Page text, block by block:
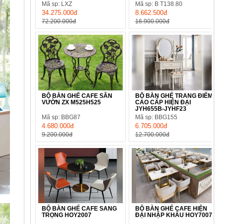
Mã sp: LXZ
34.275.000đ
72.200.000đ
Mã sp: B T138.80
8.662.500đ
16.900.000đ
BỘ BÀN GHẾ CAFE SÂN
VƯỜN ZX M525H525
Mã sp: BBG87
4.680.000đ
9.200.000đ
BỘ BÀN GHẾ TRANG ĐIỂM
CAO CẤP HIỆN ĐẠI
JYH655B-JYHF23
Mã sp: BBG155
6.705.000đ
12.700.000đ
BỘ BÀN GHẾ CAFE SANG
TRỌNG HOY2007
BỘ BÀN GHẾ CAFE HIỆN
ĐẠI NHẬP KHẨU HOY7007